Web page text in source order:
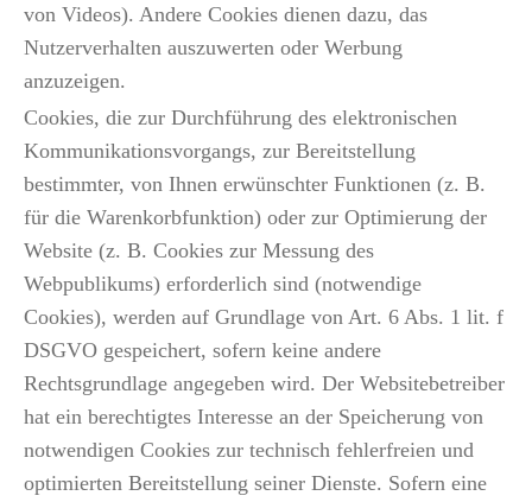
von Videos). Andere Cookies dienen dazu, das
Nutzerverhalten auszuwerten oder Werbung
anzuzeigen.
Cookies, die zur Durchführung des elektronischen
Kommunikationsvorgangs, zur Bereitstellung
bestimmter, von Ihnen erwünschter Funktionen (z. B.
für die Warenkorbfunktion) oder zur Optimierung der
Website (z. B. Cookies zur Messung des
Webpublikums) erforderlich sind (notwendige
Cookies), werden auf Grundlage von Art. 6 Abs. 1 lit. f
DSGVO gespeichert, sofern keine andere
Rechtsgrundlage angegeben wird. Der Websitebetreiber
hat ein berechtigtes Interesse an der Speicherung von
notwendigen Cookies zur technisch fehlerfreien und
optimierten Bereitstellung seiner Dienste. Sofern eine